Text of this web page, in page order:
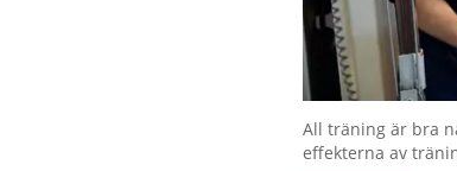
Förstora bilden
All träning är bra
effekterna av